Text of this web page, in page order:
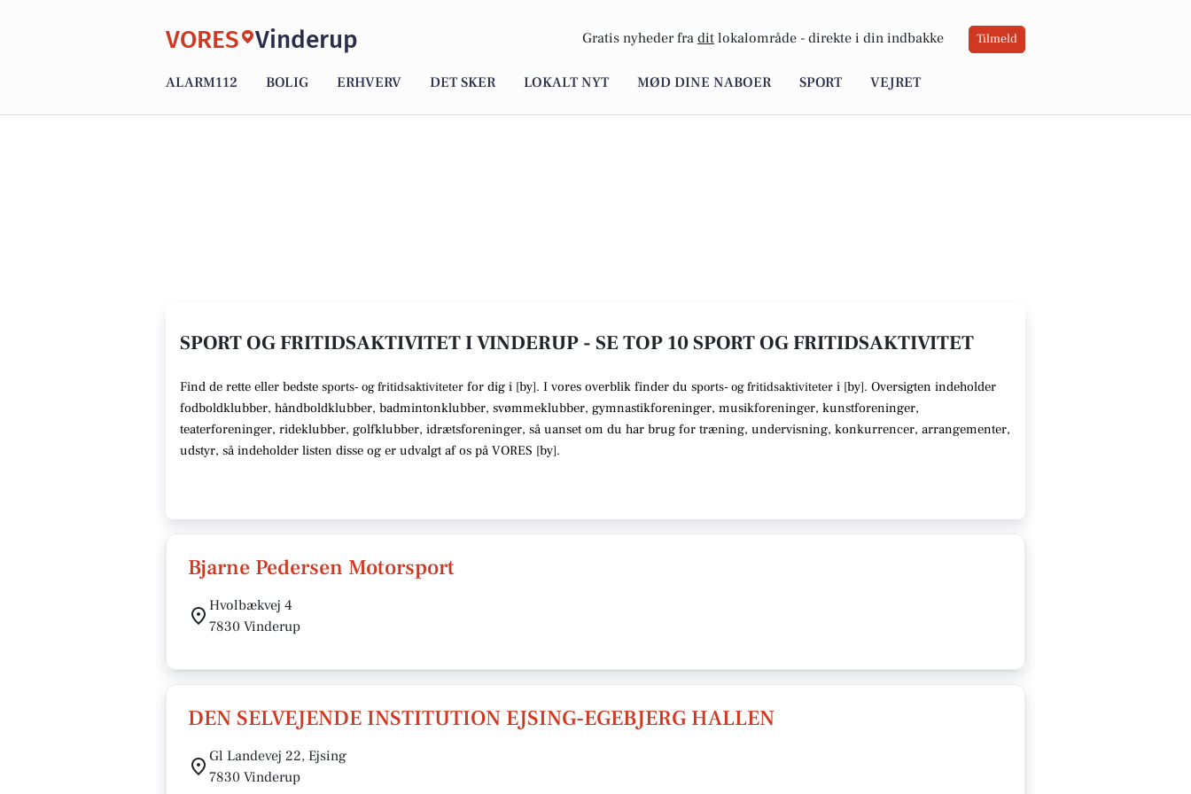
VORES Vinderup Gratis nyheder fra dit lokalområde - direkte i din indbakke Tilmeld
ALARM112 BOLIG ERHVERV DET SKER LOKALT NYT MØD DINE NABOER SPORT VEJRET
SPORT OG FRITIDSAKTIVITET I VINDERUP - SE TOP 10 SPORT OG FRITIDSAKTIVITET
Find de rette eller bedste sports- og fritidsaktiviteter for dig i [by]. I vores overblik finder du sports- og fritidsaktiviteter i [by]. Oversigten indeholder
fodboldklubber, håndboldklubber, badmintonklubber, svømmeklubber, gymnastikforeninger, musikforeninger, kunstforeninger,
teaterforeninger, rideklubber, golfklubber, idrætsforeninger, så uanset om du har brug for træning, undervisning, konkurrencer, arrangementer,
udstyr, så indeholder listen disse og er udvalgt af os på VORES [by].
Bjarne Pedersen Motorsport
Hvolbækvej 4
7830 Vinderup
DEN SELVEJENDE INSTITUTION EJSING-EGEBJERG HALLEN
Gl Landevej 22, Ejsing
7830 Vinderup